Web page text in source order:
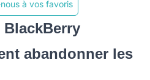
à vos favoris
abandonner les